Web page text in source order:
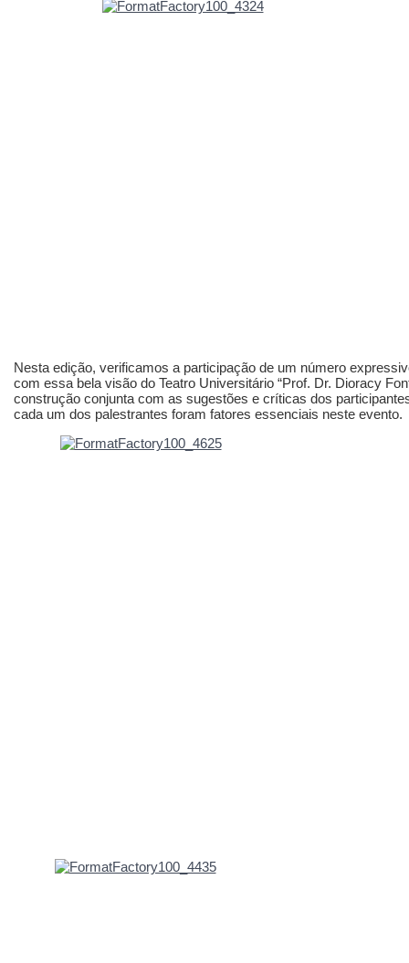
Nesta edição, verificamos a participação de um número
com essa bela visão do Teatro Universitário “Prof. Dr. Dioracy
construção conjunta com as sugestões e críticas dos
cada um dos palestrantes foram fatores essenciais neste evento.